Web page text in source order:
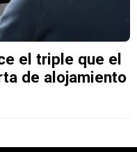
el triple que el
de alojamiento